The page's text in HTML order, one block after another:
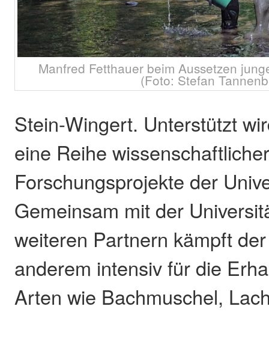
Manfred Fetthauer beim Aussetzen
(Foto: Stefan
Stein-Wingert. Unterstützt
eine Reihe
Forschungsprojekte der
Gemeinsam mit der
weiteren Partnern kämpft
anderem intensiv für die
Arten wie Bachmuschel,